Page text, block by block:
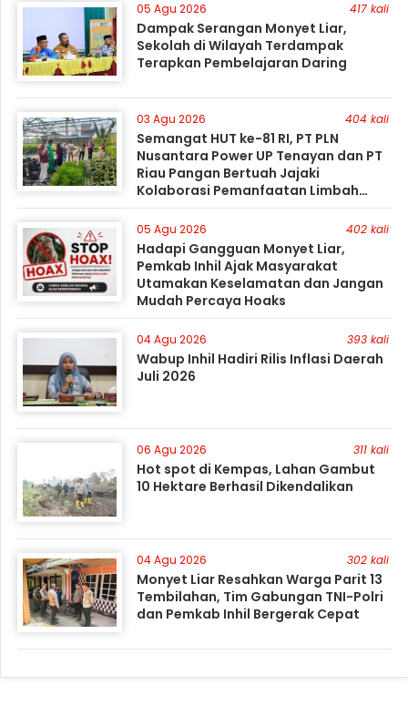
05 Agu 2026 417 kali
Dampak Serangan Monyet Liar,
Sekolah di Wilayah Terdampak
Terapkan Pembelajaran Daring
03 Agu 2026 404 kali
Semangat HUT ke-81 RI, PT PLN
Nusantara Power UP Tenayan dan PT
Riau Pangan Bertuah Jajaki
Kolaborasi Pemanfaatan Limbah
FABA untuk Dukung Swasembada
05 Agu 2026 402 kali
Hadapi Gangguan Monyet Liar,
Pemkab Inhil Ajak Masyarakat
Utamakan Keselamatan dan Jangan
Mudah Percaya Hoaks
04 Agu 2026 393 kali
Wabup Inhil Hadiri Rilis Inflasi Daerah
Juli 2026
06 Agu 2026 311 kali
Hot spot di Kempas, Lahan Gambut
10 Hektare Berhasil Dikendalikan
04 Agu 2026 302 kali
Monyet Liar Resahkan Warga Parit 13
Tembilahan, Tim Gabungan TNI-Polri
dan Pemkab Inhil Bergerak Cepat